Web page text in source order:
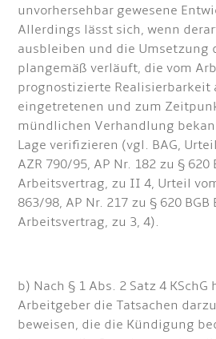
unvorhersehbar gewesene
Allerdings lässt sich, wenn
ausbleiben und die Umsetzung
plangemäß verläuft, die vom
prognostizierte Realisierbarkeit
eingetretenen und zum
mündlichen Verhandlung
Lage verifizieren (vgl. BAG,
AZR 790/95, AP Nr. 182 zu §
Arbeitsvertrag, zu II 4, Urteil
863/98, AP Nr. 217 zu § 620
Arbeitsvertrag, zu 3, 4).
b) Nach § 1 Abs. 2 Satz 4
Arbeitgeber die Tatsachen
beweisen, die die Kündigung